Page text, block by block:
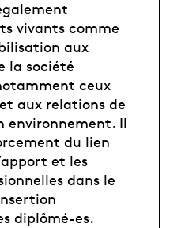
vivants comme
aux
la société
ceux
aux relations de
environnement. Il
du lien
et les
dans le
diplômé-es.